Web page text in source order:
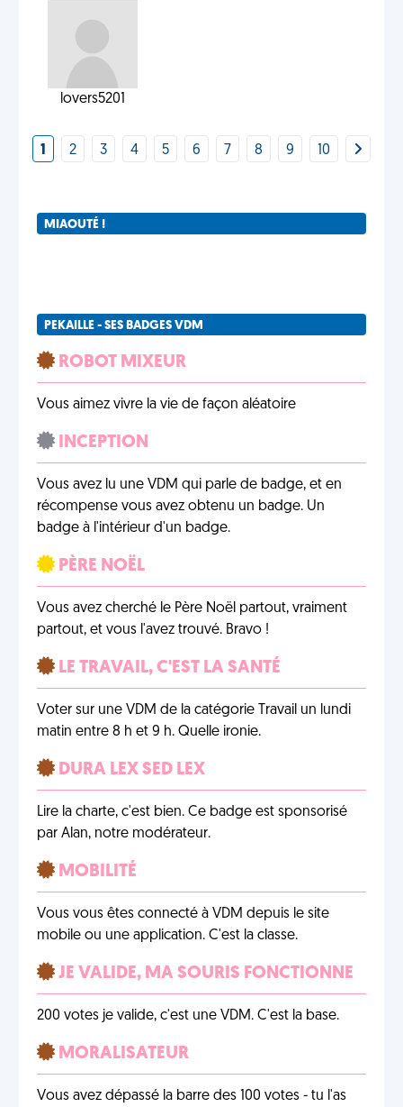
lovers5201
1 2 3 4 5 6 7 8 9 10
MIAOUTÉ !
PEKAILLE - SES BADGES VDM
ROBOT MIXEUR
Vous aimez vivre la vie de façon aléatoire
INCEPTION
Vous avez lu une VDM qui parle de badge, et en
récompense vous avez obtenu un badge. Un
badge à l'intérieur d'un badge.
PÈRE NOËL
Vous avez cherché le Père Noël partout, vraiment
partout, et vous l'avez trouvé. Bravo !
LE TRAVAIL, C'EST LA SANTÉ
Voter sur une VDM de la catégorie Travail un lundi
matin entre 8 h et 9 h. Quelle ironie.
DURA LEX SED LEX
Lire la charte, c'est bien. Ce badge est sponsorisé
par Alan, notre modérateur.
MOBILITÉ
Vous vous êtes connecté à VDM depuis le site
mobile ou une application. C'est la classe.
JE VALIDE, MA SOURIS FONCTIONNE
200 votes je valide, c'est une VDM. C'est la base.
MORALISATEUR
Vous avez dépassé la barre des 100 votes - tu l'as